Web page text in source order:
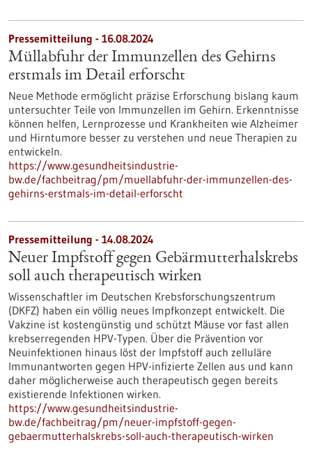
Pressemitteilung - 16.08.2024
Müllabfuhr der Immunzellen des Gehirns
erstmals im Detail erforscht
Neue Methode ermöglicht präzise Erforschung bislang kaum
untersuchter Teile von Immunzellen im Gehirn. Erkenntnisse
können helfen, Lernprozesse und Krankheiten wie Alzheimer
und Hirntumore besser zu verstehen und neue Therapien zu
entwickeln.
https://www.gesundheitsindustrie-
bw.de/fachbeitrag/pm/muellabfuhr-der-immunzellen-des-
gehirns-erstmals-im-detail-erforscht
Pressemitteilung - 14.08.2024
Neuer Impfstoff gegen Gebärmutterhalskrebs
soll auch therapeutisch wirken
Wissenschaftler im Deutschen Krebsforschungszentrum
(DKFZ) haben ein völlig neues Impfkonzept entwickelt. Die
Vakzine ist kostengünstig und schützt Mäuse vor fast allen
krebserregenden HPV-Typen. Über die Prävention vor
Neuinfektionen hinaus löst der Impfstoff auch zelluläre
Immunantworten gegen HPV-infizierte Zellen aus und kann
daher möglicherweise auch therapeutisch gegen bereits
existierende Infektionen wirken.
https://www.gesundheitsindustrie-
bw.de/fachbeitrag/pm/neuer-impfstoff-gegen-
gebaermutterhalskrebs-soll-auch-therapeutisch-wirken